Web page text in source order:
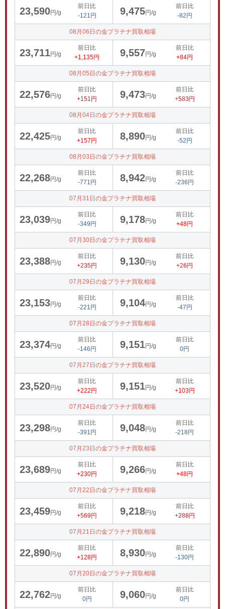
23,590円/g
前日比
-121円
9,475円/g
前日比
-82円
08月06日の金プラチナ買取相場
23,711円/g
前日比
+1,135円
9,557円/g
前日比
+84円
08月05日の金プラチナ買取相場
22,576円/g
前日比
+151円
9,473円/g
前日比
+583円
08月04日の金プラチナ買取相場
22,425円/g
前日比
+157円
8,890円/g
前日比
-52円
08月03日の金プラチナ買取相場
22,268円/g
前日比
-771円
8,942円/g
前日比
-236円
07月31日の金プラチナ買取相場
23,039円/g
前日比
-349円
9,178円/g
前日比
+48円
07月30日の金プラチナ買取相場
23,388円/g
前日比
+235円
9,130円/g
前日比
+26円
07月29日の金プラチナ買取相場
23,153円/g
前日比
-221円
9,104円/g
前日比
-47円
07月28日の金プラチナ買取相場
23,374円/g
前日比
-146円
9,151円/g
前日比
0円
07月27日の金プラチナ買取相場
23,520円/g
前日比
+222円
9,151円/g
前日比
+103円
07月24日の金プラチナ買取相場
23,298円/g
前日比
-391円
9,048円/g
前日比
-218円
07月23日の金プラチナ買取相場
23,689円/g
前日比
+230円
9,266円/g
前日比
+48円
07月22日の金プラチナ買取相場
23,459円/g
前日比
+569円
9,218円/g
前日比
+288円
07月21日の金プラチナ買取相場
22,890円/g
前日比
+128円
8,930円/g
前日比
-130円
07月20日の金プラチナ買取相場
22,762円/g
前日比
0円
9,060円/g
前日比
0円